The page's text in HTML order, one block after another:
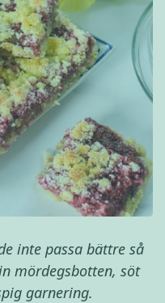
inte passa bättre så
mördegsbotten, söt
garnering.